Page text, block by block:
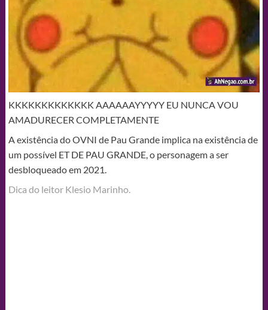
KKKKKKKKKKKKK AAAAAAYYYYY EU NUNCA VOU
AMADURECER COMPLETAMENTE
A existência do OVNI de Pau Grande implica na existência de
um possível ET DE PAU GRANDE, o personagem a ser
desbloqueado em 2021.
Dica do leitor Klesio Marinho.